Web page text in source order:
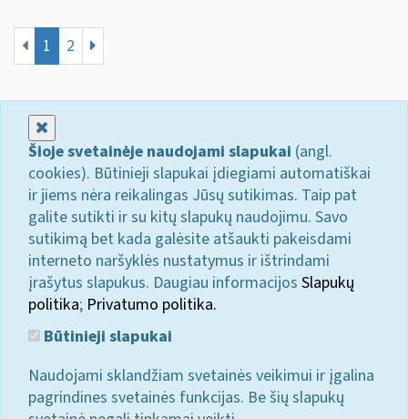
1 2
Šioje svetainėje naudojami slapukai (angl.
cookies). Būtinieji slapukai įdiegiami automatiškai
ir jiems nėra reikalingas Jūsų sutikimas. Taip pat
galite sutikti ir su kitų slapukų naudojimu. Savo
sutikimą bet kada galėsite atšaukti pakeisdami
interneto naršyklės nustatymus ir ištrindami
įrašytus slapukus. Daugiau informacijos Slapukų
politika; Privatumo politika.
Būtinieji slapukai
Naudojami sklandžiam svetainės veikimui ir įgalina
pagrindines svetainės funkcijas. Be šių slapukų